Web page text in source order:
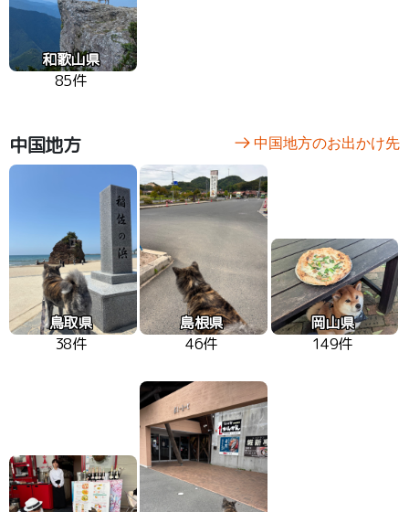
和歌山県
85件
中国地方 中国地方のお出かけ先
鳥取県
38件
島根県
46件
岡山県
149件